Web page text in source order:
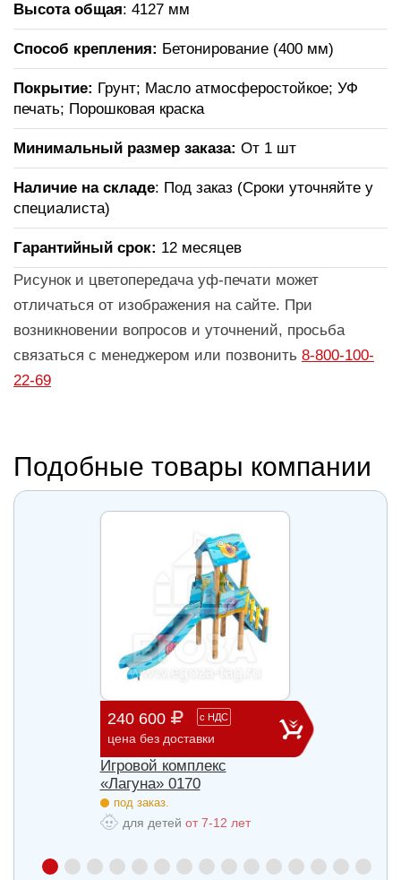
Высота общая: 4127 мм
Способ крепления: Бетонирование (400 мм)
Покрытие: Грунт; Масло атмосферостойкое; УФ
печать; Порошковая краска
Минимальный размер заказа: От 1 шт
Наличие на складе: Под заказ (Сроки уточняйте у
специалиста)
Гарантийный срок: 12 месяцев
Рисунок и цветопередача уф-печати может
отличаться от изображения на сайте. При
возникновении вопросов и уточнений, просьба
связаться с менеджером или позвонить 8-800-100-
22-69
Подобные товары компании
240 600 с НДС
цена без доставки
Игровой комплекс
«Лагуна» 0170
под заказ.
для детей от 7-12 лет